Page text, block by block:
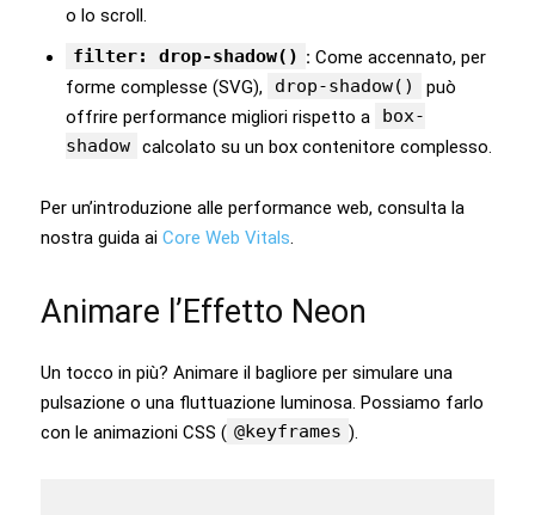
o lo scroll.
filter: drop-shadow() : Come accennato, per
forme complesse (SVG),
drop-shadow()
può
offrire performance migliori rispetto a
box-
shadow calcolato su un box contenitore complesso.
Per un’introduzione alle performance web, consulta la
nostra guida ai Core Web Vitals
Animare l’Effetto Neon
Un tocco in più? Animare il bagliore per simulare una
pulsazione o una fluttuazione luminosa. Possiamo farlo
con le animazioni CSS ( @keyframes ).